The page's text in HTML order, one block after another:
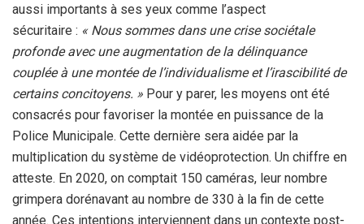
aussi importants à ses yeux comme l’aspect
sécuritaire : « Nous sommes dans une crise sociétale
profonde avec une augmentation de la délinquance
couplée à une montée de l’individualisme et l’irascibilité de
certains concitoyens. » Pour y parer, les moyens ont été
consacrés pour favoriser la montée en puissance de la
Police Municipale. Cette dernière sera aidée par la
multiplication du système de vidéoprotection. Un chiffre en
atteste. En 2020, on comptait 150 caméras, leur nombre
grimpera dorénavant au nombre de 330 à la fin de cette
année. Ces intentions interviennent dans un contexte post-